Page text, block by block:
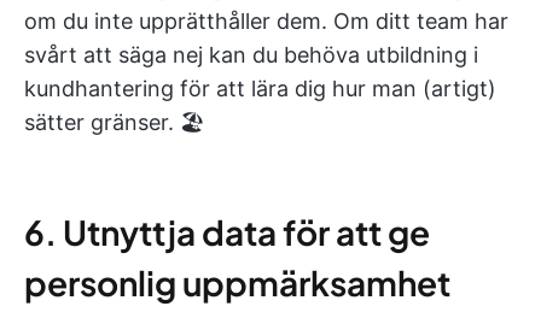
om du inte upprätthåller dem. Om ditt team har
svårt att säga nej kan du behöva utbildning i
kundhantering för att lära dig hur man (artigt)
sätter gränser. 🏖️
6. Utnyttja data för att ge
personlig uppmärksamhet